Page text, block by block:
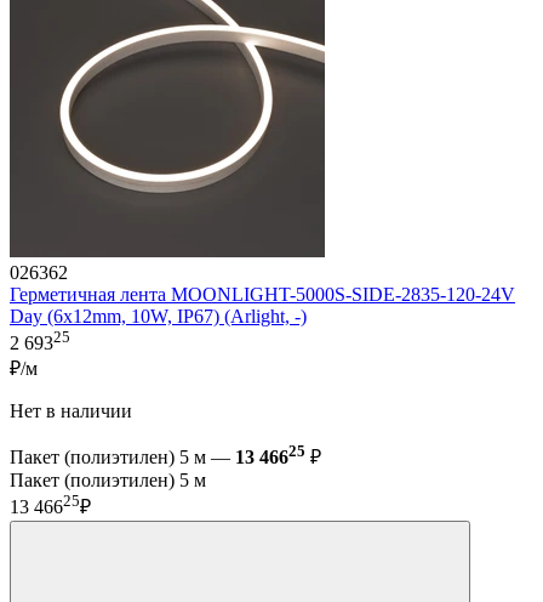
026362
Герметичная лента MOONLIGHT-5000S-SIDE-2835-120-24V
Day (6х12mm, 10W, IP67) (Arlight, -)
2 69325
₽/м
Нет в наличии
Пакет (полиэтилен) 5 м — 13 46625 ₽
Пакет (полиэтилен) 5 м
13 46625₽